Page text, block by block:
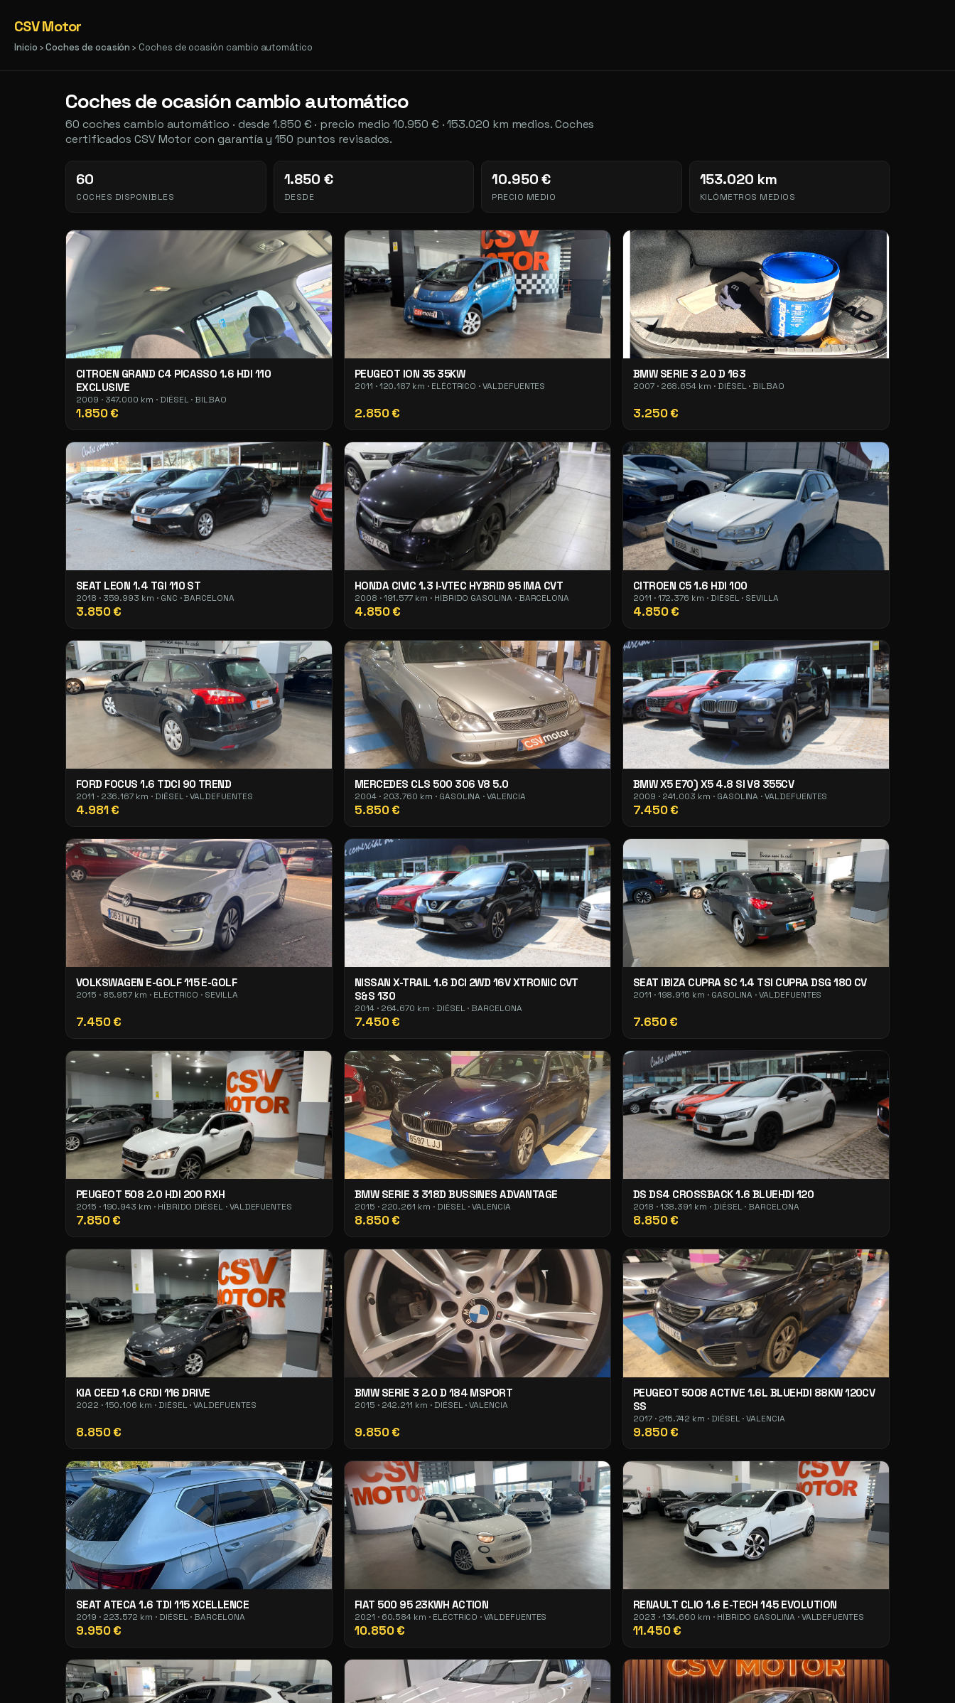
CSV Motor
Inicio ›Coches de ocasión › Coches de ocasión cambio automático
Coches de ocasión cambio automático
60 coches cambio automático · desde 1.850 € · precio medio 10.950 € · 153.020 km medios. Coches
certificados CSV Motor con garantía y 150 puntos revisados.
60
COCHES DISPONIBLES
1.850 €
DESDE
10.950 €
PRECIO MEDIO
153.020 km
KILÓMETROS MEDIOS
CITROEN GRAND C4 PICASSO 1.6 HDI 110
EXCLUSIVE
2009 · 347.000 km · DIÉSEL · BILBAO
1.850 €
PEUGEOT ION 35 35KW
2011 · 120.187 km · ELÉCTRICO · VALDEFUENTES
2.850 €
BMW SERIE 3 2.0 D 163
2007 · 268.654 km · DIÉSEL · BILBAO
3.250 €
SEAT LEON 1.4 TGI 110 ST
2018 · 359.993 km · GNC · BARCELONA
3.850 €
HONDA CIVIC 1.3 I-VTEC HYBRID 95 IMA CVT
2008 · 191.577 km · HÍBRIDO GASOLINA · BARCELONA
4.850 €
CITROEN C5 1.6 HDI 100
2011 · 172.376 km · DIÉSEL · SEVILLA
4.850 €
FORD FOCUS 1.6 TDCI 90 TREND
2011 · 236.167 km · DIÉSEL · VALDEFUENTES
4.981 €
MERCEDES CLS 500 306 V8 5.0
2004 · 203.760 km · GASOLINA · VALENCIA
5.850 €
BMW X5 E70) X5 4.8 SI V8 355CV
2009 · 241.003 km · GASOLINA · VALDEFUENTES
7.450 €
VOLKSWAGEN E-GOLF 115 E-GOLF
2015 · 85.957 km · ELÉCTRICO · SEVILLA
7.450 €
NISSAN X-TRAIL 1.6 DCI 2WD 16V XTRONIC CVT
S&S 130
2014 · 264.670 km · DIÉSEL · BARCELONA
7.450 €
SEAT IBIZA CUPRA SC 1.4 TSI CUPRA DSG 180 CV
2011 · 198.916 km · GASOLINA · VALDEFUENTES
7.650 €
PEUGEOT 508 2.0 HDI 200 RXH
2015 · 190.943 km · HÍBRIDO DIÉSEL · VALDEFUENTES
7.850 €
BMW SERIE 3 318D BUSSINES ADVANTAGE
2015 · 220.261 km · DIÉSEL · VALENCIA
8.850 €
DS DS4 CROSSBACK 1.6 BLUEHDI 120
2018 · 138.391 km · DIÉSEL · BARCELONA
8.850 €
KIA CEED 1.6 CRDI 116 DRIVE
2022 · 150.106 km · DIÉSEL · VALDEFUENTES
8.850 €
BMW SERIE 3 2.0 D 184 MSPORT
2015 · 242.211 km · DIÉSEL · VALENCIA
9.850 €
PEUGEOT 5008 ACTIVE 1.6L BLUEHDI 88KW 120CV
SS
2017 · 215.742 km · DIÉSEL · VALENCIA
9.850 €
SEAT ATECA 1.6 TDI 115 XCELLENCE
2019 · 223.572 km · DIÉSEL · BARCELONA
9.950 €
FIAT 500 95 23KWH ACTION
2021 · 60.584 km · ELÉCTRICO · VALDEFUENTES
10.850 €
RENAULT CLIO 1.6 E-TECH 145 EVOLUTION
2023 · 134.660 km · HÍBRIDO GASOLINA · VALDEFUENTES
11.450 €